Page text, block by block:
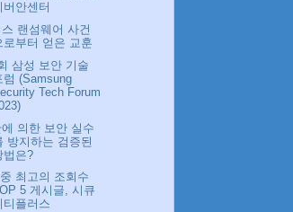
버안센터
랜섬웨어 사건
로부터 얻은 교훈
삼성 보안 기술
럼 (Samsung
Tech Forum
에 의한 보안 실수
방지하는 검증된
법은?
최고의 조회수
5 게시글, 시큐
티플러스